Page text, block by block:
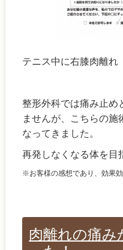
テニス中に右膝肉離れ
整形外科では痛み止め
ませんが、こちらの施
なってきました。
再発しなくなる体を目
※お客様の感想であり、効果
肉離れの痛み